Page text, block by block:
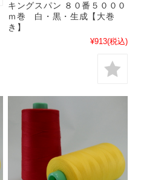
キングスパン ８０番５０００
ｍ巻 白・黒・生成【大巻
き】
¥913(税込)